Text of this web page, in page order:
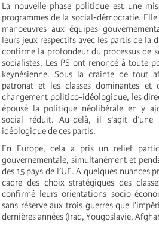
La nouvelle phase politique est une
programmes de la social-démocratie.
manoeuvres aux équipes
leurs jeux respectifs avec les partis de la
confirme la profondeur du processus de
socialistes. Les PS ont renoncé à toute
keynésienne. Sous la crainte de tout
patronat et les classes dominantes et
changement politico-idéologique, les
épousé la politique néolibérale en y
social réduit. Au-delà, il s’agit
idéologique de ces partis.
En Europe, cela a pris un relief
gouvernementale, simultanément et
des 15 pays de l’UE. A quelques nuances
cadre des choix stratégiques des
confirmé leurs orientations socio-
sans réserve aux trois guerres que
dernières années (Iraq, Yougoslavie,